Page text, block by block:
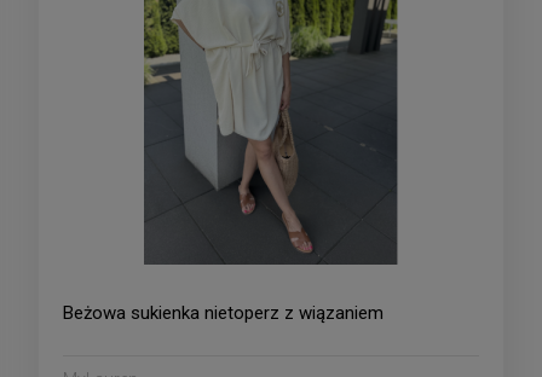
Beżowa sukienka nietoperz z wiązaniem